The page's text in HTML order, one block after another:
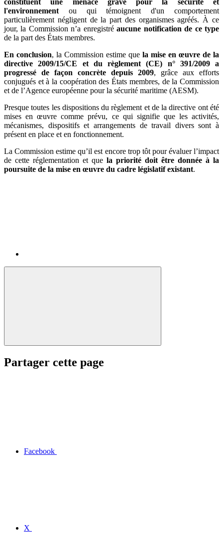
l'environnement ou qui témoignent d'un comportement
particulièrement négligent de la part des organismes agréés. À ce
jour, la Commission n’a enregistréaucune notification de ce type
de la part des États membres.
En conclusion, la Commission estime que la mise en œuvre de la
directive 2009/15/CE et du règlement (CE) n° 391/2009 a
progressé de façon concrète depuis 2009, grâce aux efforts
conjugués et à la coopération des États membres, de la Commission
et de l’Agence européenne pour la sécurité maritime (AESM).
Presque toutes les dispositions du règlement et de la directive ont été
mises en œuvre comme prévu, ce qui signifie que les activités,
mécanismes, dispositifs et arrangements de travail divers sont à
présent en place et en fonctionnement.
La Commission estime qu’il est encore trop tôt pour évaluer l’impact
de cette réglementation et que la priorité doit être donnée à la
poursuite de la mise en œuvre du cadre législatif existant.
Partager cette page
Facebook
X